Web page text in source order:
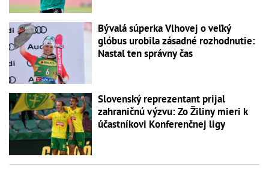
Bývalá súperka Vlhovej o veľký
glóbus urobila zásadné rozhodnutie:
Nastal ten správny čas
Slovenský reprezentant prijal
zahraničnú výzvu: Zo Žiliny mieri k
účastníkovi Konferenčnej ligy